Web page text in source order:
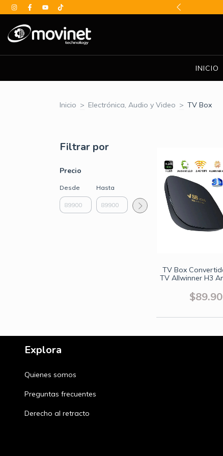
ESPECIALES
INICIO
Inicio > Electrónica, Audio y Video > TV Box
Filtrar por
Precio
Desde Hasta
TV Box
TV Allwinner H3
16GB
Explora
Quienes somos
Preguntas frecuentes
Derecho al retracto